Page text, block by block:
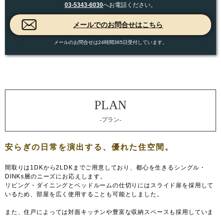
03-5343-6030へお電話ください。
メールのお問合せは24時間365日受付しています。
-プラン-
間取りは1DKから2LDKまでご用意しており、都心を生きるシングル・
DINKs層のニーズにお応えします。
リビング・ダイニングとベッドルームの仕切りにはスライド扉を採用して
いるため、部屋を広く使用することも可能としました。
また、住戸によっては対面キッチンや豊富な収納スペースも採用していま